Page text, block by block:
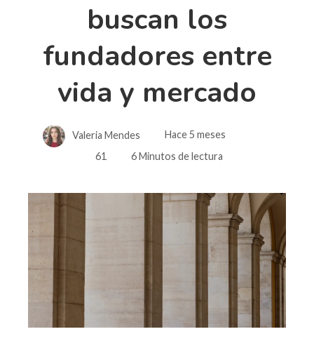
buscan los
fundadores entre
vida y mercado
Valeria Mendes
Hace 5 meses
61
6 Minutos de lectura